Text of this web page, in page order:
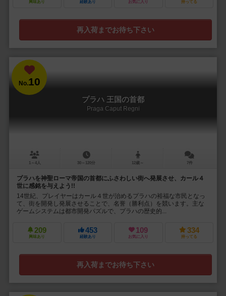
興味あり 経験あり お気に入り 持ってる
再入荷までお待ち下さい
No.10
プラハ 王国の首都
Praga Caput Regni
1～4人 30～120分 12歳～ 7件
プラハを神聖ローマ帝国の首都にふさわしい街へ発展させ、カール４
世に感銘を与えよう!!
14世紀、プレイヤーはカール４世が治めるプラハの裕福な市民となっ
て、街を開発し発展させることで、名誉（勝利点）を競います。主な
ゲームシステムは都市開発パズルで、プラハの歴史的...
209
興味あり
453
経験あり
109
お気に入り
334
持ってる
再入荷までお待ち下さい